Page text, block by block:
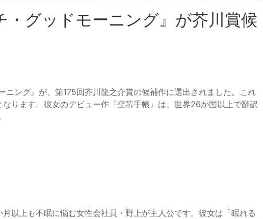
・グッドモーニング』が芥川賞候
ニング』が、第175回芥川龍之介賞の候補作に選出されました。これ
ります。彼女のデビュー作『空芯手帳』は、世界26か国以上で翻訳
月以上も不眠に悩む女性会社員・野上が主人公です。彼女は「眠れる